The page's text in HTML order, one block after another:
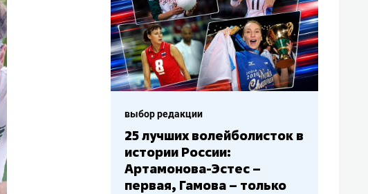
выбор редакции
Бюджеты клубов КХЛ: СКА
– главный мажор, «Ак
Барс» – второй, «Салават
Юлаев» – середняк